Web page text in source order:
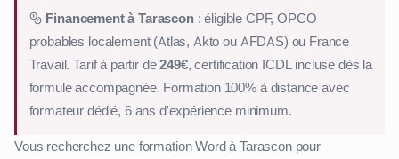
Financement à Tarascon: éligible CPF, OPCO
probables localement (Atlas, Akto ou AFDAS) ou France
Travail. Tarif à partir de249€, certification ICDL incluse dès la
formule accompagnée. Formation 100% à distance avec
formateur dédié, 6 ans d'expérience minimum.
Vous recherchez une formation Word à Tarascon pour